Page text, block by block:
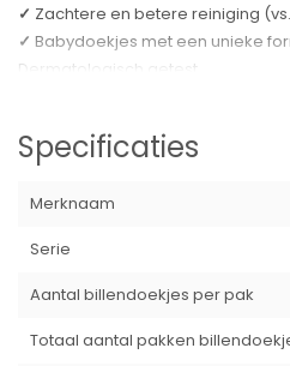
✓ Zachtere en betere reiniging
✓ Babydoekjes met een unieke
Dermatologisch getest
✓ Gemaakt van plantaardige vezels
✓Geschikt vanaf de geboorte
Ingrediënten
EDTA, Isoamyl Laurate, Xanthan Gum
Veiligheidswaarschuwing
Specificaties
Merknaam
Serie
Aantal billendoekjes per pak
Totaal aantal pakken